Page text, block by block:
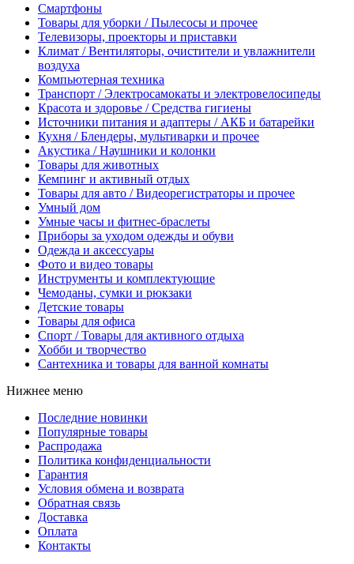
Смартфоны
Товары для уборки / Пылесосы и прочее
Телевизоры, проекторы и приставки
Климат / Вентиляторы, очистители и увлажнители
воздуха
Компьютерная техника
Транспорт / Электросамокаты и электровелосипеды
Красота и здоровье / Средства гигиены
Источники питания и адаптеры / АКБ и батарейки
Кухня / Блендеры, мультиварки и прочее
Акустика / Наушники и колонки
Товары для животных
Кемпинг и активный отдых
Товары для авто / Видеорегистраторы и прочее
Умный дом
Умные часы и фитнес-браслеты
Приборы за уходом одежды и обуви
Одежда и аксессуары
Фото и видео товары
Инструменты и комплектующие
Чемоданы, сумки и рюкзаки
Детские товары
Товары для офиса
Спорт / Товары для активного отдыха
Хобби и творчество
Сантехника и товары для ванной комнаты
Нижнее меню
Последние новинки
Популярные товары
Распродажа
Политика конфиденциальности
Гарантия
Условия обмена и возврата
Обратная связь
Доставка
Оплата
Контакты